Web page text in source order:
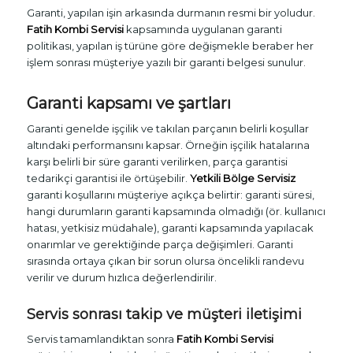
Garanti, yapılan işin arkasında durmanın resmi bir yoludur.
Fatih Kombi Servisikapsamında uygulanan garanti
politikası, yapılan iş türüne göre değişmekle beraber her
işlem sonrası müşteriye yazılı bir garanti belgesi sunulur.
Garanti kapsamı ve şartları
Garanti genelde işçilik ve takılan parçanın belirli koşullar
altındaki performansını kapsar. Örneğin işçilik hatalarına
karşı belirli bir süre garanti verilirken, parça garantisi
tedarikçi garantisi ile örtüşebilir. Yetkili Bölge Servisiz
garanti koşullarını müşteriye açıkça belirtir: garanti süresi,
hangi durumların garanti kapsamında olmadığı (ör. kullanıcı
hatası, yetkisiz müdahale), garanti kapsamında yapılacak
onarımlar ve gerektiğinde parça değişimleri. Garanti
sırasında ortaya çıkan bir sorun olursa öncelikli randevu
verilir ve durum hızlıca değerlendirilir.
Servis sonrası takip ve müşteri iletişimi
Servis tamamlandıktan sonra Fatih Kombi Servisi